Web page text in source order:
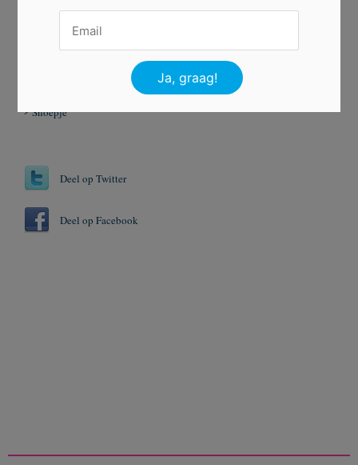
Banden
Snoepje
Deel op Twitter
Deel op Facebook